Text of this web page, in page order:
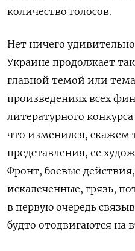
количество голосов.
Нет ничего
Украине продолжает
главной темой или
произведениях всех
литературного
что изменился, скажем
представления, ее
Фронт, боевые
искалеченные, грязь,
в первую очередь
будто отодвигаются на